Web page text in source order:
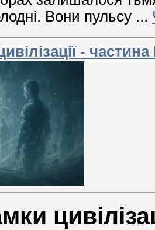
Вони пульсу ...
- частина